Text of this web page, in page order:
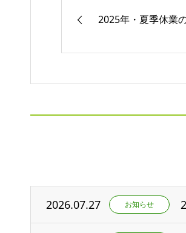
2025年・夏季休業
2026.07.27 お知らせ